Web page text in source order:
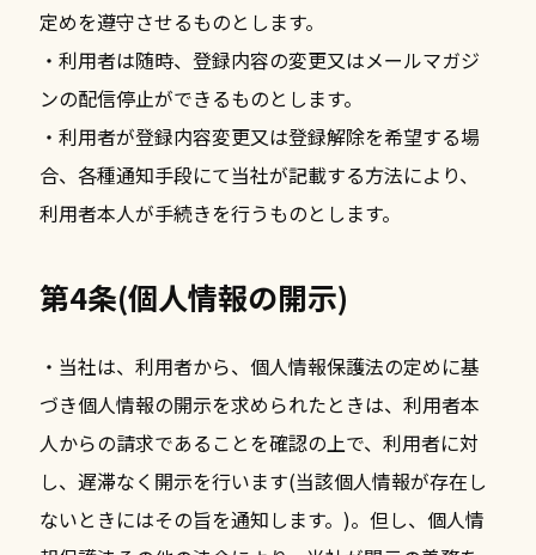
定めを遵守させるものとします。
・利用者は随時、登録内容の変更又はメールマガジ
ンの配信停止ができるものとします。
・利用者が登録内容変更又は登録解除を希望する場
合、各種通知手段にて当社が記載する方法により、
利用者本人が手続きを行うものとします。
第4条(個人情報の開示)
・当社は、利用者から、個人情報保護法の定めに基
づき個人情報の開示を求められたときは、利用者本
人からの請求であることを確認の上で、利用者に対
し、遅滞なく開示を行います(当該個人情報が存在し
ないときにはその旨を通知します。)。但し、個人情